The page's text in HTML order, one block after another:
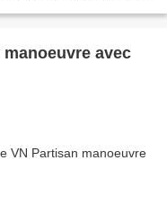
avec